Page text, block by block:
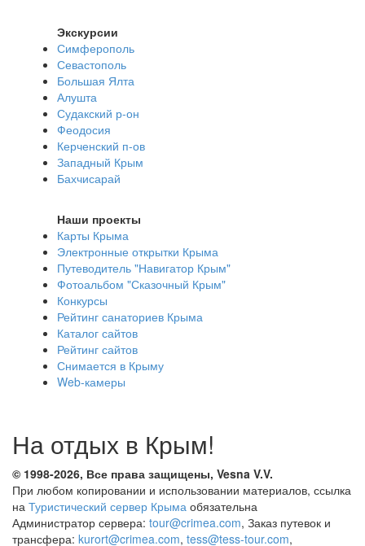
Экскурсии
Симферополь
Севастополь
Большая Ялта
Алушта
Судакский р-он
Феодосия
Керченский п-ов
Западный Крым
Бахчисарай
Наши проекты
Карты Крыма
Электронные открытки Крыма
Путеводитель "Навигатор Крым"
Фотоальбом "Сказочный Крым"
Конкурсы
Рейтинг санаториев Крыма
Каталог сайтов
Рейтинг сайтов
Снимается в Крыму
Web-камеры
На отдых в Крым!
© 1998-2026, Все права защищены, Vesna V.V.
При любом копировании и использовании материалов, ссылка
на Туристический сервер Крыма обязательна
Администратор сервера: tour@crimea.com, Заказ путевок и
трансфера: kurort@crimea.com, tess@tess-tour.com,